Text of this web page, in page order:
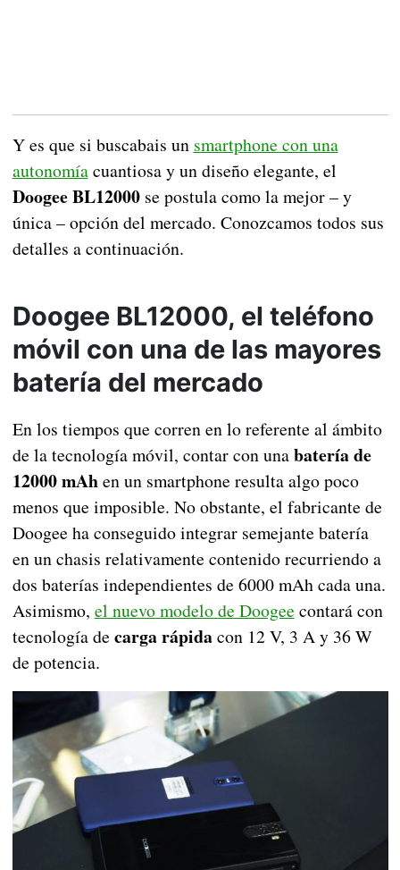
Y es que si buscabais un smartphone con una
autonomíacuantiosa y un diseño elegante, el
Doogee BL12000se postula como la mejor – y
única – opción del mercado. Conozcamos todos sus
detalles a continuación.
Doogee BL12000, el teléfono
móvil con una de las mayores
batería del mercado
En los tiempos que corren en lo referente al ámbito
de la tecnología móvil, contar con unabatería de
12000 mAhen un smartphone resulta algo poco
menos que imposible. No obstante, el fabricante de
Doogee ha conseguido integrar semejante batería
en un chasis relativamente contenido recurriendo a
dos baterías independientes de 6000 mAh cada una.
Asimismo, el nuevo modelo de Doogee contará con
tecnología de carga rápidacon 12 V, 3 A y 36 W
de potencia.